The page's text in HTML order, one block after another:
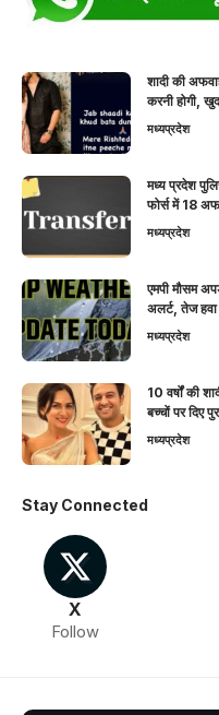
शादी की
करनी होगी,
मध्यप्रदेश
मध्य प्रदेश
फोर्स में 18
मध्यप्रदेश
एमपी मौसम
अलर्ट, तेज हवा
मध्यप्रदेश
10 वर्षों की
बच्चों पर दिए
मध्यप्रदेश
Stay Connected
X
Follow